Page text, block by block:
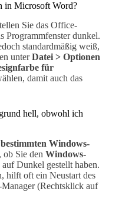
in Microsoft Word?
Sie das Office-
Programmfenster dunkel.
standardmäßig weiß,
unterDatei > Optionen
für
damit auch das
hell, obwohl ich
Windows-
ob Sie den Windows-
Dunkel gestellt haben.
hilft oft ein Neustart des
Manager (Rechtsklick auf